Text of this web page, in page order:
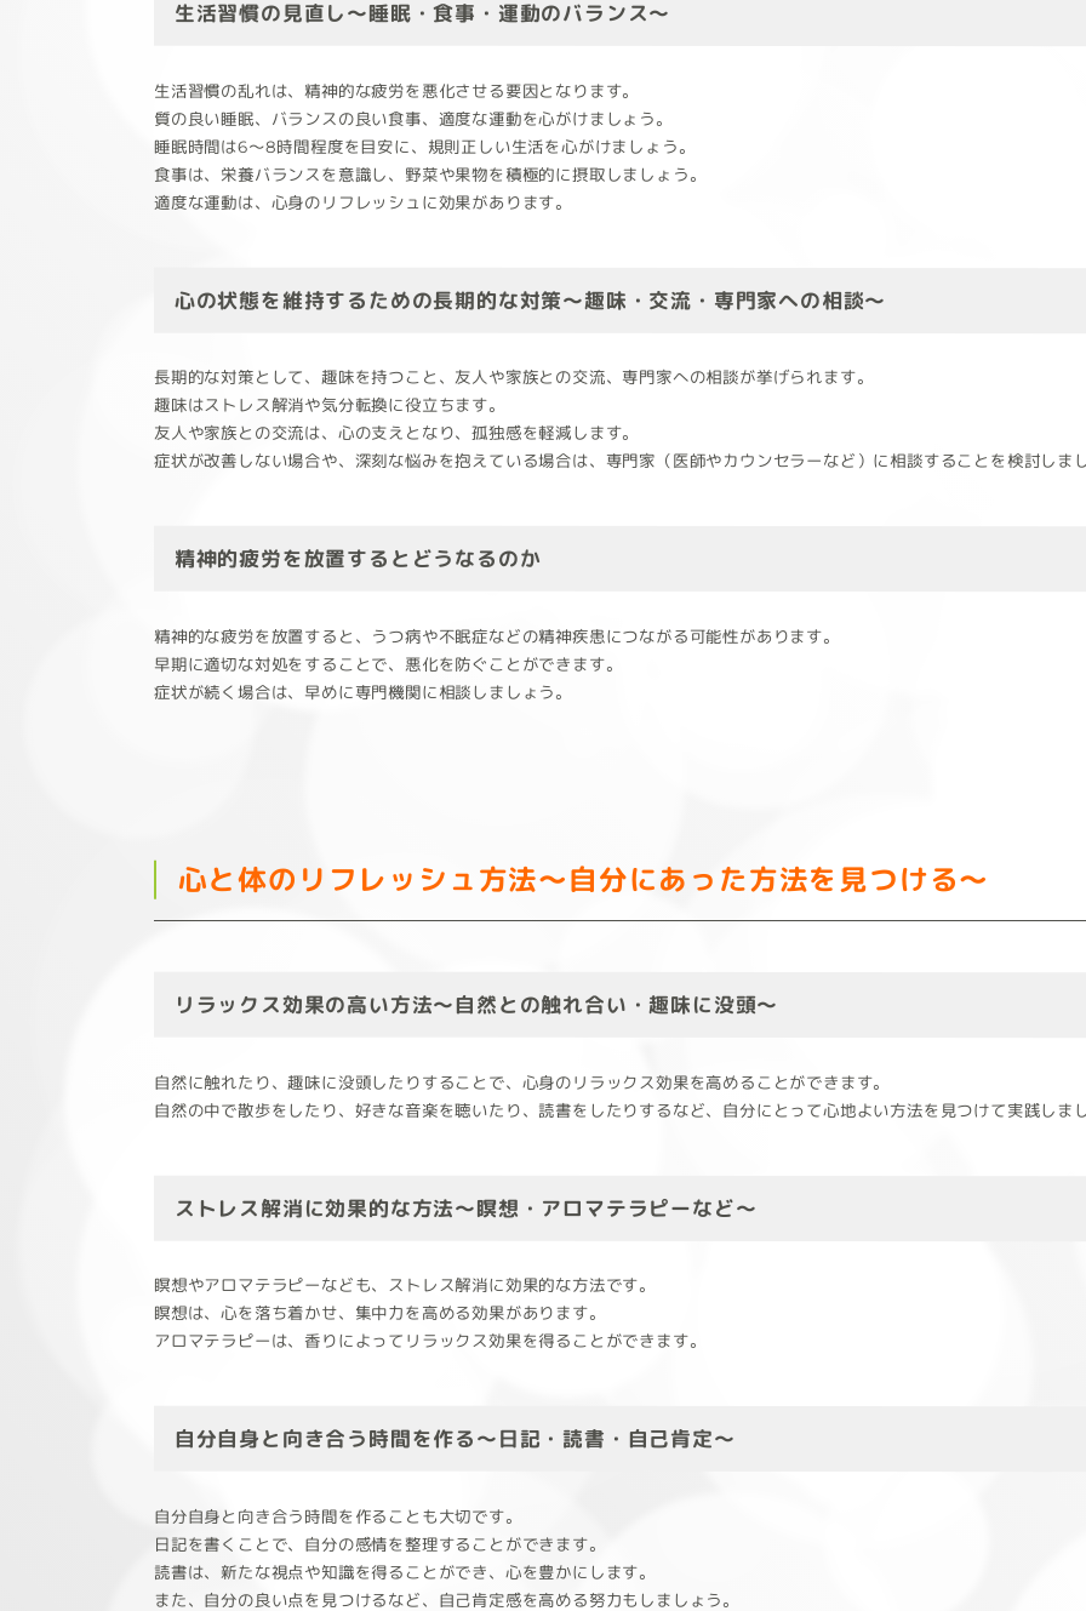
生活習慣の見直し～睡眠・食事・運動のバランス～
生活習慣の乱れは、精神的な疲労を悪化させる要因となります。
質の良い睡眠、バランスの良い食事、適度な運動を心がけましょう。
睡眠時間は6～8時間程度を目安に、規則正しい生活を心がけましょう。
食事は、栄養バランスを意識し、野菜や果物を積極的に摂取しましょう。
適度な運動は、心身のリフレッシュに効果があります。
心の状態を維持するための長期的な対策～趣味・交流・専門家への相談～
長期的な対策として、趣味を持つこと、友人や家族との交流、専門家への相談が挙げられます。
趣味はストレス解消や気分転換に役立ちます。
友人や家族との交流は、心の支えとなり、孤独感を軽減します。
症状が改善しない場合や、深刻な悩みを抱えている場合は、専門家（医師やカウンセラーなど）に相談することを検討しま
精神的疲労を放置するとどうなるのか
精神的な疲労を放置すると、うつ病や不眠症などの精神疾患につながる可能性があります。
早期に適切な対処をすることで、悪化を防ぐことができます。
症状が続く場合は、早めに専門機関に相談しましょう。
心と体のリフレッシュ方法～自分にあった方法を見つける～
リラックス効果の高い方法～自然との触れ合い・趣味に没頭～
自然に触れたり、趣味に没頭したりすることで、心身のリラックス効果を高めることができます。
自然の中で散歩をしたり、好きな音楽を聴いたり、読書をしたりするなど、自分にとって心地よい方法を見つけて実践しま
ストレス解消に効果的な方法～瞑想・アロマテラピーなど～
瞑想やアロマテラピーなども、ストレス解消に効果的な方法です。
瞑想は、心を落ち着かせ、集中力を高める効果があります。
アロマテラピーは、香りによってリラックス効果を得ることができます。
自分自身と向き合う時間を作る～日記・読書・自己肯定～
自分自身と向き合う時間を作ることも大切です。
日記を書くことで、自分の感情を整理することができます。
読書は、新たな視点や知識を得ることができ、心を豊かにします。
また、自分の良い点を見つけるなど、自己肯定感を高める努力もしましょう。